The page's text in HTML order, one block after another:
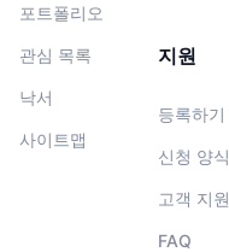
포트폴리오
관심 목록
낙서
사이트맵
지원
등록하기
신청 양식
고객 지원
FAQ